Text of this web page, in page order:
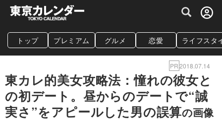
グルメ情報・プレミアムレストラン予約
トップ プレミアム グルメ 恋愛 ライフスタ
PR2018.07.14
東カレ的美女攻略法：憧れの彼女と
の初デート。昼からのデートで“誠
実さ”をアピールした男の誤算の画像